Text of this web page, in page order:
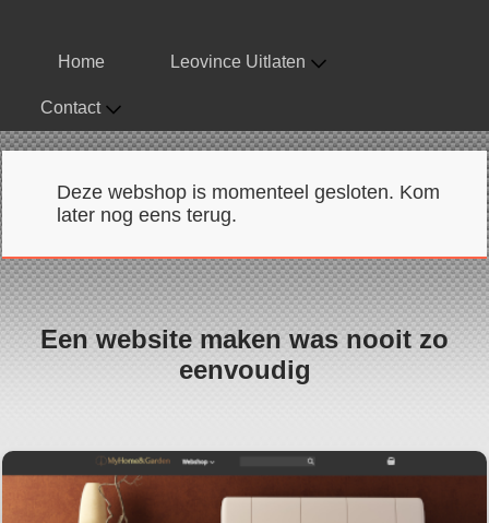
Home Leovince Uitlaten
Contact
Deze webshop is momenteel gesloten. Kom
later nog eens terug.
Een website maken was nooit zo
eenvoudig